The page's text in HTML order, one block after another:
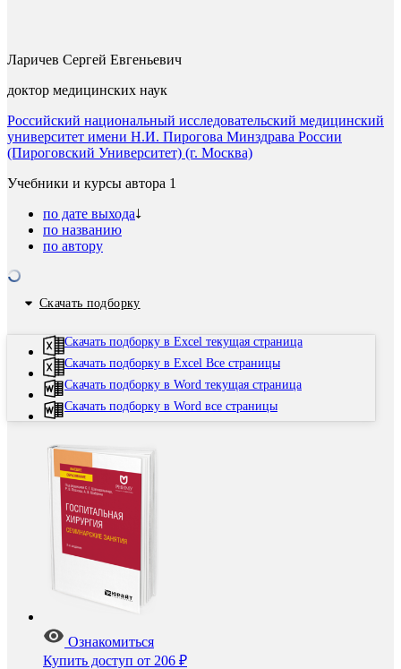
Ларичев Сергей Евгеньевич
доктор медицинских наук
Российский национальный исследовательский медицинский
университет имени Н.И. Пирогова Минздрава России
(Пироговский Университет) (г. Москва)
Учебники и курсы автора 1
по дате выхода
по названию
по автору
Скачать подборку
Скачать подборку в Excel текущая страница
Скачать подборку в Excel Все страницы
Скачать подборку в Word текущая страница
Скачать подборку в Word все страницы
Ознакомиться
Купить доступ от 206 ₽